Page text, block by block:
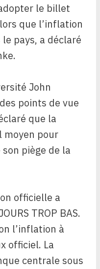
le billet
que l’inflation
pays, a déclaré
John
points de vue
que la
moyen pour
piège de la
officielle a
TROP BAS.
l’inflation à
officiel. La
centrale sous